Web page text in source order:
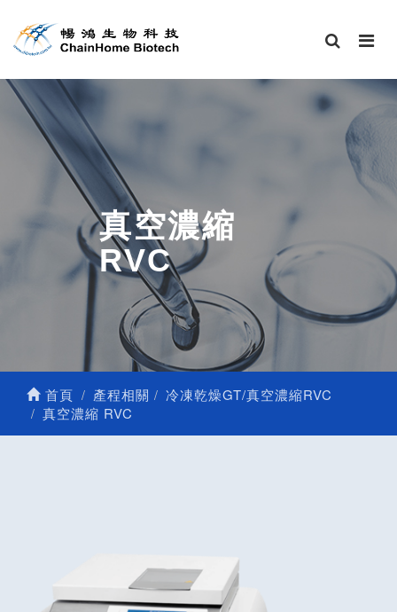
真空濃縮
RVC
首頁 產程相關
冷凍乾燥GT/真空濃縮RVC
真空濃縮 RVC